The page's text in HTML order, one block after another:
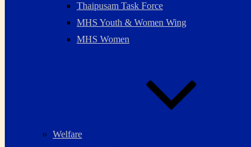
Thaipusam Task Force
MHS Youth & Women Wing
MHS Women
Welfare